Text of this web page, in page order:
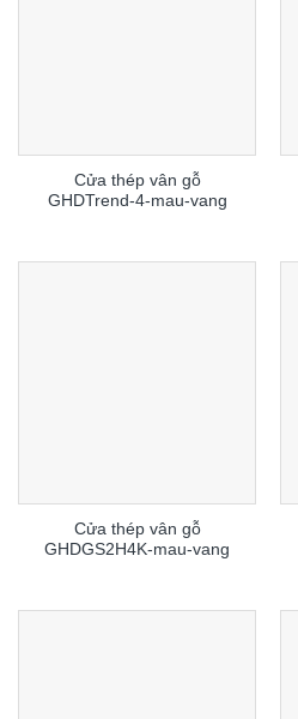
Cửa thép vân gỗ
GHDTrend-4-mau-vang
Cửa thép vân gỗ
GHDGS2H4K-mau-vang